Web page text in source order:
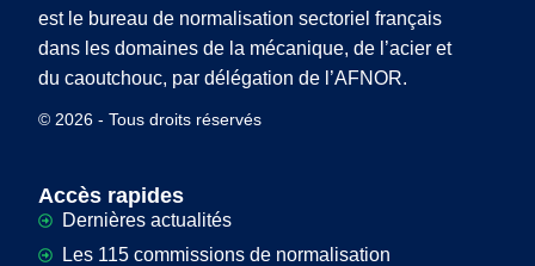
est le bureau de normalisation sectoriel français
dans les domaines de la mécanique, de l’acier et
du caoutchouc, par délégation de l’AFNOR.
© 2026 - Tous droits réservés
Accès rapides
Dernières actualités
Les 115 commissions de normalisation